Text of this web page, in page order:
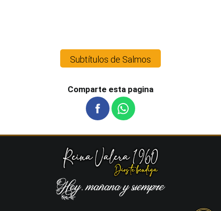
Subtítulos de Salmos
Comparte esta pagina